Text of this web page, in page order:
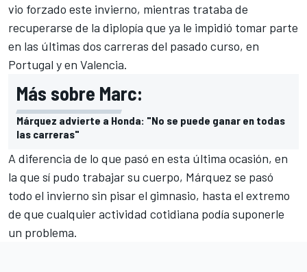
vio forzado este invierno, mientras trataba de
recuperarse de la diplopía que ya le impidió tomar parte
en las últimas dos carreras del pasado curso, en
Portugal y en Valencia.
Más sobre Marc:
Márquez advierte a Honda: "No se puede ganar en todas
las carreras"
A diferencia de lo que pasó en esta última ocasión, en
la que sí pudo trabajar su cuerpo, Márquez se pasó
todo el invierno sin pisar el gimnasio, hasta el extremo
de que cualquier actividad cotidiana podía suponerle
un problema.